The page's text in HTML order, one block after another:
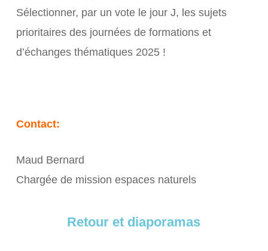
Sélectionner, par un vote le jour J, les sujets
prioritaires des journées de formations et
d’échanges thématiques 2025 !
Contact:
Maud Bernard
Chargée de mission espaces naturels
Retour et diaporamas